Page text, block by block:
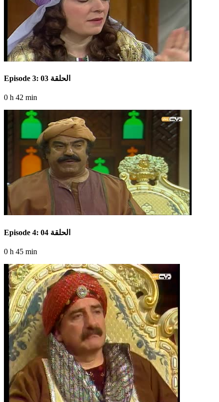
Episode 3: الحلقة 03
0 h 42 min
Episode 4: الحلقة 04
0 h 45 min